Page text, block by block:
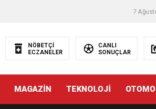
7
NÖBETÇİ
ECZANELER
CANLI
SONUÇLAR
MAGAZİN TEKNOLOJİ